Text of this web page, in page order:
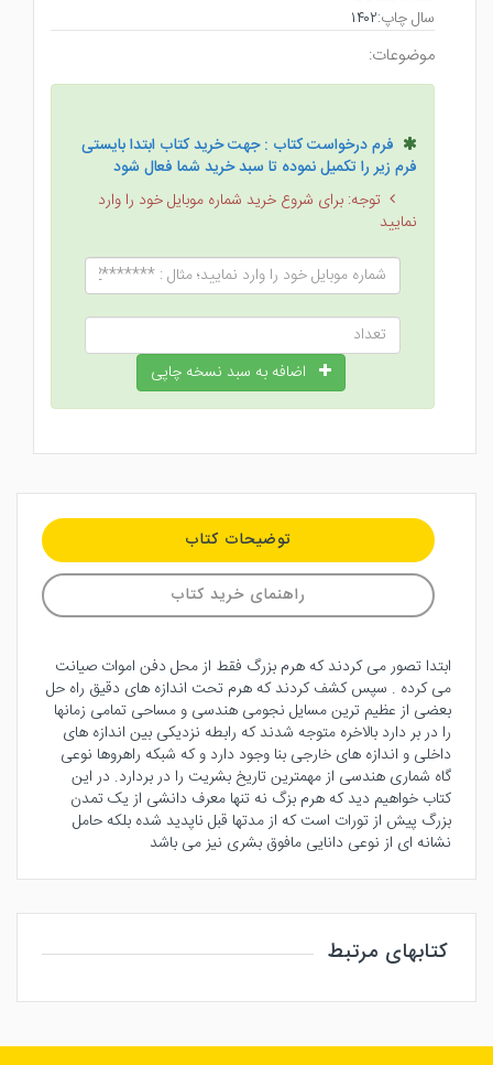
سال چاپ:۱۴۰۲
موضوعات:
فرم درخواست کتاب : جهت خرید کتاب ابتدا بایستی
فرم زیر را تکمیل نموده تا سبد خرید شما فعال شود
توجه: برای شروع خرید شماره موبایل خود را وارد
نمایید
اضافه به سبد نسخه چاپی
توضیحات کتاب
راهنمای خرید کتاب
ابتدا تصور می کردند که هرم بزرگ فقط از محل دفن اموات صیانت
می کرده . سپس کشف کردند که هرم تحت اندازه های دقیق راه حل
بعضی از عظیم ترین مسایل نجومی هندسی و مساحی تمامی زمانها
را در بر دارد بالاخره متوجه شدند که رابطه نزدیکی بین اندازه های
داخلی و اندازه های خارجی بنا وجود دارد و که شبکه راهروها نوعی
گاه شماری هندسی از مهمترین تاریخ بشریت را در بردارد. در این
کتاب خواهیم دید که هرم بزگ نه تنها معرف دانشی از یک تمدن
بزرگ پیش از تورات است که از مدتها قبل ناپدید شده بلکه حامل
نشانه ای از نوعی دانایی مافوق بشری نیز می باشد
کتابهای مرتبط